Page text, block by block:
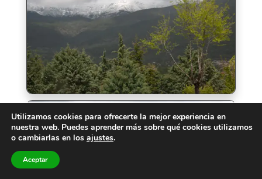
Utilizamos cookies para ofrecerte la mejor experiencia en
nuestra web. Puedes aprender más sobre qué cookies utilizamos
o cambiarlas en los ajustes.
Aceptar